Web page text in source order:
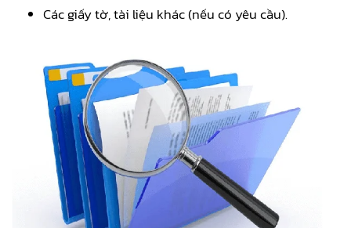
Các giấy tờ, tài liệu khác (nếu có yêu cầu).